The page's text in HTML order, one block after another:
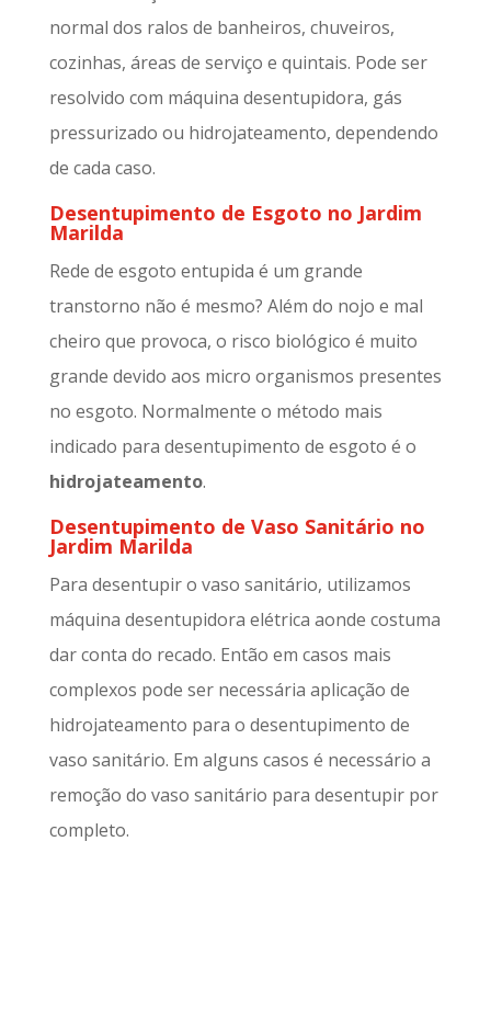
normal dos ralos de banheiros, chuveiros,
cozinhas, áreas de serviço e quintais. Pode ser
resolvido com máquina desentupidora, gás
pressurizado ou hidrojateamento, dependendo
de cada caso.
Desentupimento de Esgoto no Jardim
Marilda
Rede de esgoto entupida é um grande
transtorno não é mesmo? Além do nojo e mal
cheiro que provoca, o risco biológico é muito
grande devido aos micro organismos presentes
no esgoto. Normalmente o método mais
indicado para desentupimento de esgoto é o
hidrojateamento.
Desentupimento de Vaso Sanitário no
Jardim Marilda
Para desentupir o vaso sanitário, utilizamos
máquina desentupidora elétrica aonde costuma
dar conta do recado. Então em casos mais
complexos pode ser necessária aplicação de
hidrojateamento para o desentupimento de
vaso sanitário. Em alguns casos é necessário a
remoção do vaso sanitário para desentupir por
completo.